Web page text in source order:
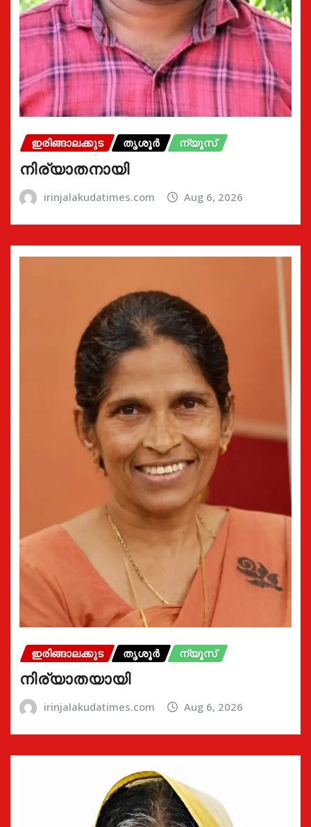
ഇരിങ്ങാലക്കുട തൃശൂർ ന്യൂസ്
നിര്യാതനായി
irinjalakudatimes.com Aug 6, 2026
ഇരിങ്ങാലക്കുട തൃശൂർ ന്യൂസ്
നിര്യാതയായി
irinjalakudatimes.com Aug 6, 2026